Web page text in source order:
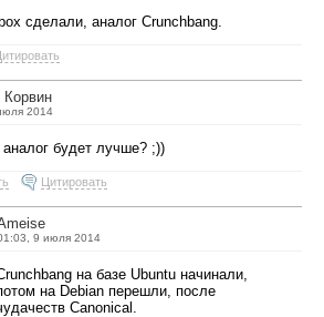
сделали, аналог Crunchbang.
2014
будет лучше? ;))
Цитировать
9 июля 2014
на базе Ubuntu начинали,
на Debian перешли, после
Canonical.